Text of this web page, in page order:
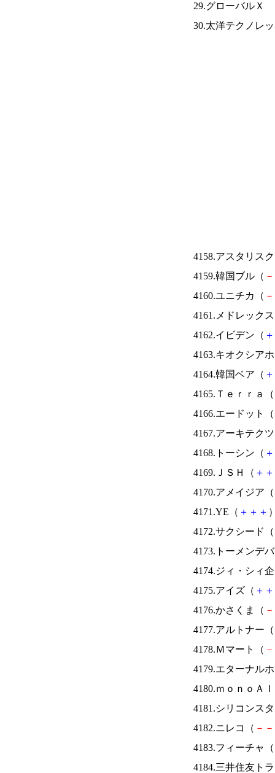
29.グローバルＸ
30.太洋テクノレ
4158.アスタリス
4159.韓国ブル（ －
4160.ユニチカ（ －
4161.メドレック
4162.イビデン（ ＋
4163.キオクシア
4164.韓国ベア（ ＋
4165.Ｔｅｒｒａ（
4166.エードット（
4167.アーキテク
4168.トーシン（ ＋
4169.ＪＳＨ（ ＋ ＋
4170.アメイジア（
4171.YE（ ＋ ＋ ＋
4172.サクシード（
4173.トーメンデ
4174.ジィ・シィ
4175.アイズ（ ＋ ＋
4176.かさくま（ －
4177.アルトナー（
4178.Ｍマート（ －
4179.エターナル
4180.ｍｏｎｏＡ
4181.シリコンス
4182.ニレコ（ － －
4183.フィーチャ（
4184.三井住友ト